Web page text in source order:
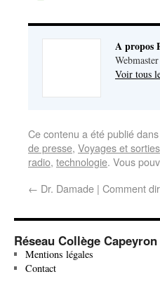
A propos
Voir tous
Ce contenu a été publié dans
de presse, Voyages et sorties
radio, technologie. Vous
← Dr. Damade | Comment
Réseau Collège Capeyron
Mentions légales
Contact